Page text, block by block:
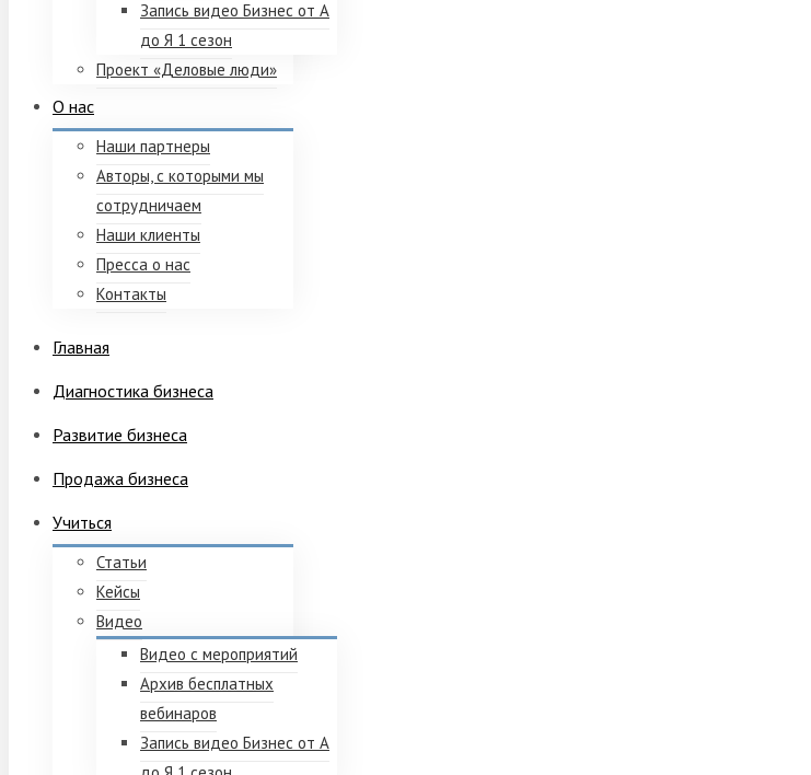
Запись видео Бизнес от А
до Я 1 сезон
Проект «Деловые люди»
О нас
Наши партнеры
Авторы, с которыми мы
сотрудничаем
Наши клиенты
Пресса о нас
Контакты
Главная
Диагностика бизнеса
Развитие бизнеса
Продажа бизнеса
Учиться
Статьи
Кейсы
Видео
Видео с мероприятий
Архив бесплатных
вебинаров
Запись видео Бизнес от А